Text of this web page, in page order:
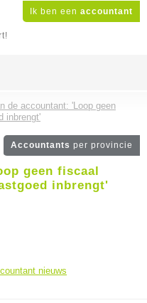
Ik ben een accountant
de accountant: 'Loop geen
inbrengt'
Accountants per provincie
geen fiscaal
inbrengt'
nieuws